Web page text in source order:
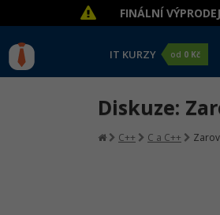
FINÁLNÍ
IT KURZY od 0 Kč
Diskuze:
C++ C a C++